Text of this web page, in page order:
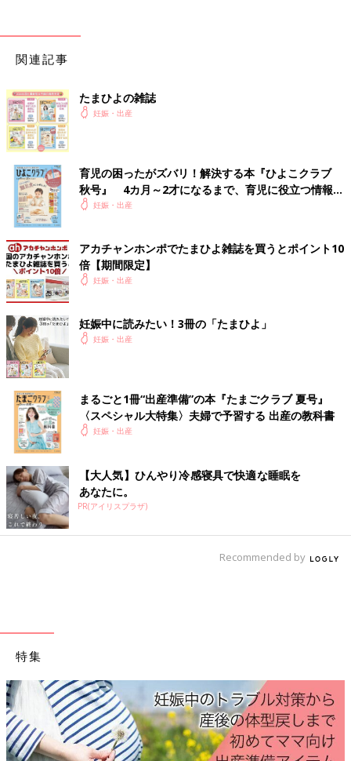
陣痛がきてから3時間半という安産でした！
その代わり陣痛の間隔が狭く、痛みも強かった様ですが。無事に
助産婦さんや、夫、親などすべてものに頼りながら
何度も心折れながらここまでおなかの中で育ててきたんだ！って
気持ちで頑張れました。
本当に痛かった事をチャラにしてくれるくらい赤ちゃんは可愛い
これからお産に臨まれる方、本当に応援しています。
終わりは必ず来ます……！
陣痛の間隔が狭くなり
痛くなるほど赤ちゃんも頑張ってお母さんに会おうとしているん
だなっておもいました。
良いお産になりますように。
読んで下さりありがとうございました。
いかがでしたか？ たまひよのアプリ「まいにちのたまひよ」で
は、もっとたくさんの「出産レポート」を読むことができます！
また、同じ出産予定月の人と情報交換ができる「同期ルーム」も
ありますので、ぜひ活用してみてくださいね。
「まいにちのたまひよ」ダウンロードはこちら
●この記事は個人の体験記です。
●記事の内容は2023年11月の情報で、現在と異なる場合がありま
す。
たまひよの「出産体験談」をもっと読みたい人はこちら
関連記事
たまひよの雑誌
妊娠・出産
育児の困ったがズバリ！解決する本『ひよこクラブ
秋号』 4カ月～2才になるまで、育児に役立つ情報が
いっぱい！
妊娠・出産
アカチャンホンポでたまひよ雑誌を買うとポイント10
倍【期間限定】
妊娠・出産
妊娠中に読みたい！3冊の「たまひよ」
妊娠・出産
まるごと1冊“出産準備”の本『たまごクラブ 夏号』
〈スペシャル大特集〉夫婦で予習する 出産の教科書
妊娠・出産
【大人気】ひんやり冷感寝具で快適な睡眠を
あなたに。
PR(アイリスプラザ)
Recommended by
特集